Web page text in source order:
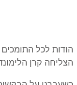
הצליחה קרן